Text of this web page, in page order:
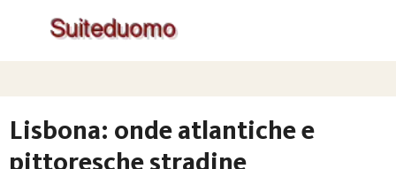
Lisbona: onde atlantiche e
pittoresche stradine